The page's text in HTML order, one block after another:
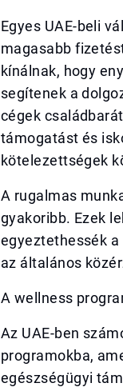
Egyes UAE-beli
magasabb
kínálnak, hogy
segítenek a
cégek
támogatást és
kötelezettségek
A rugalmas
gyakoribb. Ezek
egyeztethessék
az általános
A wellness
Az UAE-ben
programokba,
egészségügyi